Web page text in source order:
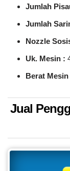
Jumlah
Jumlah
Nozzle
Uk. Mesin :
Berat Mesin
Jual